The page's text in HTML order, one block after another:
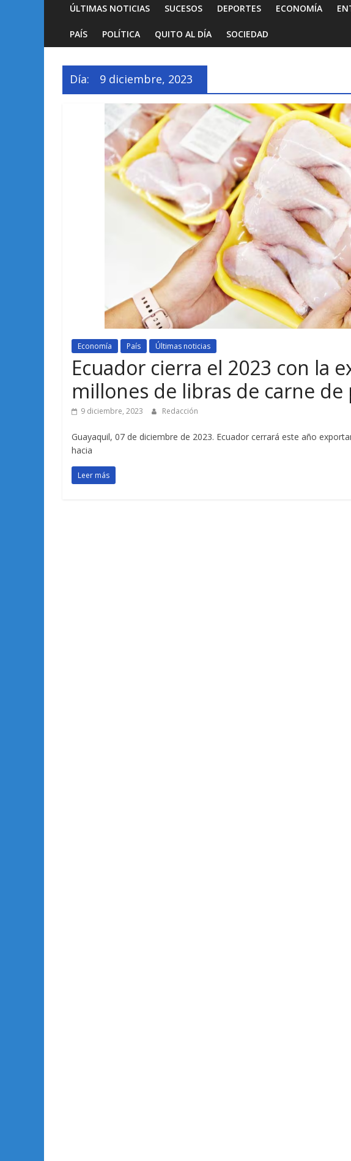
ÚLTIMAS NOTICIAS SUCESOS DEPORTES ECONOMÍA
PAÍS POLÍTICA QUITO AL DÍA SOCIEDAD
Día: 9 diciembre, 2023
Economía País Últimas noticias
Ecuador cierra el 2023 con la
millones de libras de carne de
9 diciembre, 2023 Redacción
Guayaquil, 07 de diciembre de 2023. Ecuador cerrará este año
hacia
Leer más